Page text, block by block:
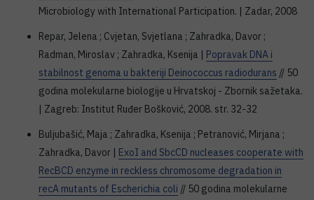
Microbiology with International Participation. | Zadar, 2008
Repar, Jelena ; Cvjetan, Svjetlana ; Zahradka, Davor ;
Radman, Miroslav ; Zahradka, Ksenija | Popravak DNA i
stabilnost genoma u bakteriji Deinococcus radiodurans // 50
godina molekularne biologije u Hrvatskoj - Zbornik sažetaka.
| Zagreb: Institut Ruđer Bošković, 2008. str. 32-32
Buljubašić, Maja ; Zahradka, Ksenija ; Petranović, Mirjana ;
Zahradka, Davor | ExoI and SbcCD nucleases cooperate with
RecBCD enzyme in reckless chromosome degradation in
recA mutants of Escherichia coli // 50 godina molekularne